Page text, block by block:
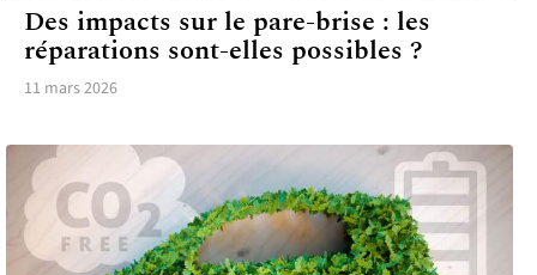
Des impacts sur le pare-brise : les
réparations sont-elles possibles ?
11 mars 2026